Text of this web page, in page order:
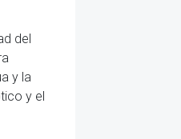
del
y la
y el